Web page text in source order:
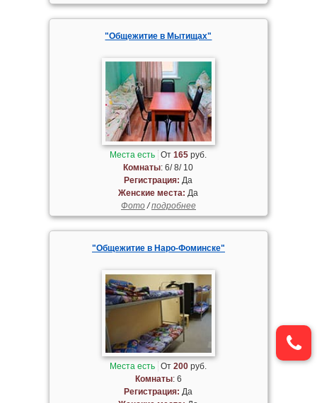
"Общежитие в Мытищах"
Места есть От165 руб.
Комнаты: 6/ 8/ 10
Регистрация: Да
Женские места: Да
Фото/подробнее
"Общежитие в Наро-Фоминске"
Места есть От200 руб.
Комнаты: 6
Регистрация: Да